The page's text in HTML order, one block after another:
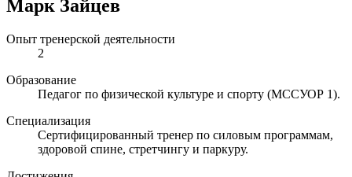
Марк Зайцев
Опыт тренерской деятельности
2
Образование
Педагог по физической культуре и спорту (МССУОР 1).
Специализация
Сертифицированный тренер по силовым программам,
здоровой спине, стретчингу и паркуру.